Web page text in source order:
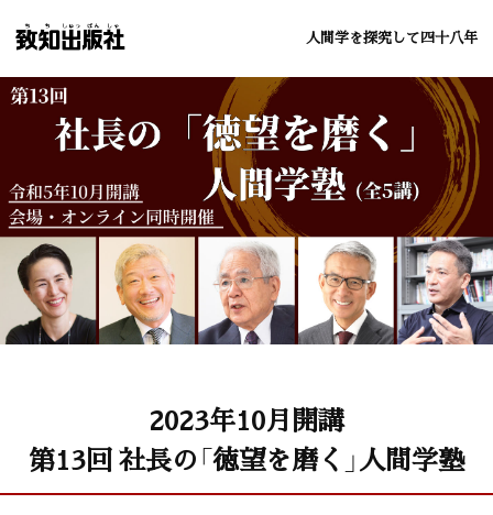
人間学を探究して四十八年
2023年10月開講
第13回 社長の「徳望を磨く」人間学塾